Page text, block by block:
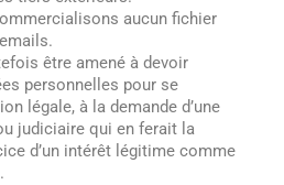
aucun fichier
être amené à devoir
personnelles pour se
légale, à la demande d’une
judiciaire qui en ferait la
d’un intérêt légitime comme